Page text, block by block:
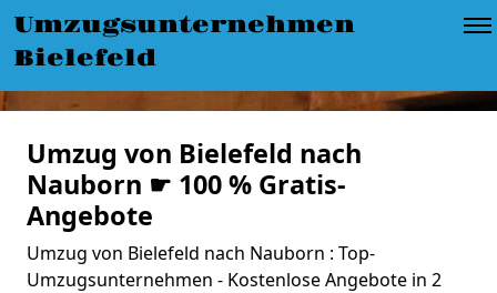
Umzugsunternehmen
Bielefeld
Umzug von Bielefeld nach
Nauborn ☛ 100 % Gratis-
Angebote
Umzug von Bielefeld nach Nauborn : Top-
Umzugsunternehmen - Kostenlose Angebote in 2